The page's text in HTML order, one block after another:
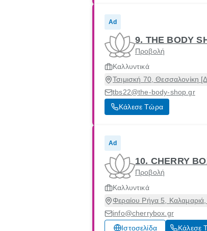
Ad
9. THE BODY
Προβολή
Καλλυντικά
Τσιμισκή 70, Θεσσαλονίκη
tbs22@the-body-shop.gr
Κάλεσε Τώρα
Ad
10. CHERRY
Προβολή
Καλλυντικά
Φεραίου Ρήγα 5,
info@cherrybox.gr
Ιστοσελίδα
Κάλεσε